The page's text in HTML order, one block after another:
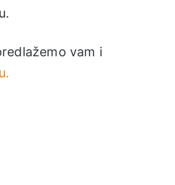
vam i